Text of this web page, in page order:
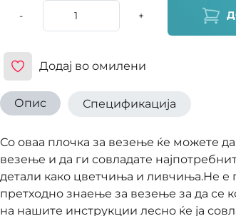
- +
Додај во омилени
Опис Спецификација
Со оваа плочка за везење ќе можете
везење и да ги совладате
детали како цветчиња и ливчиња.Не е
претходно знаење за везење за да се
на нашите инструкции лесно ќе ја